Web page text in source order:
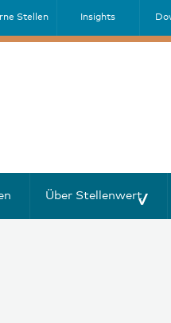
Stellen Insights
Über Stellenwert